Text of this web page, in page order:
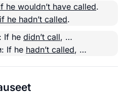
he wouldn’t have called.
if he hadn’t called.
If he didn’t call, …
If he hadn’t called, …